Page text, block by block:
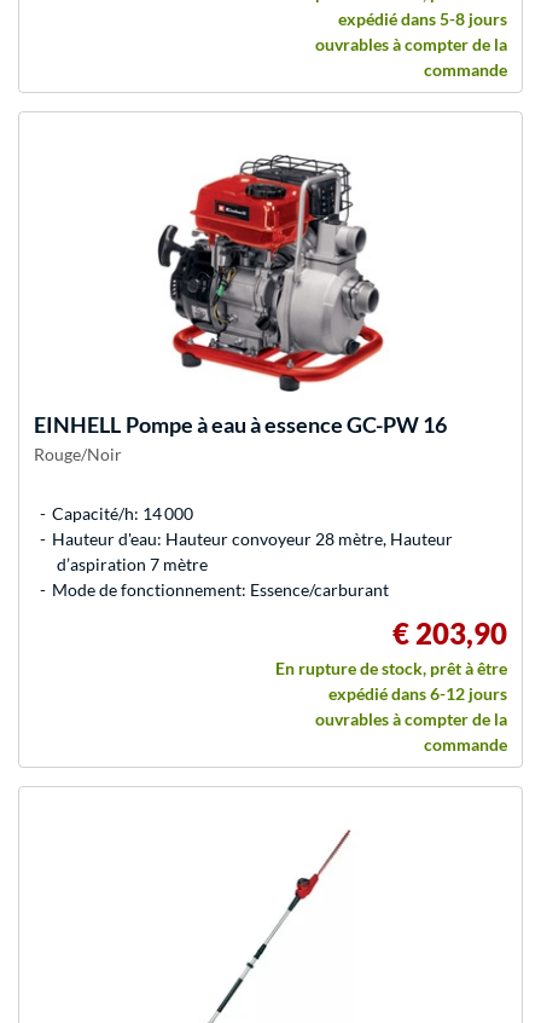
expédié dans 5-8 jours
ouvrables à compter de la
commande
EINHELL Pompe à eau à essence GC-PW 16
Rouge/Noir
Capacité/h: 14 000
Hauteur d'eau: Hauteur convoyeur 28 mètre, Hauteur
d’aspiration 7 mètre
Mode de fonctionnement: Essence/carburant
€ 203,90
En rupture de stock, prêt à être
expédié dans 6-12 jours
ouvrables à compter de la
commande